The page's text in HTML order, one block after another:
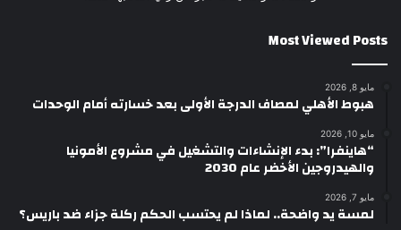
Most Viewed Posts
مايو 8, 2026
هبوط الأهلي لمصاف الدرجة الأولى بعد خسارته أمام الوحدات
مايو 10, 2026
“هاينفرا”: بدء الإنشاءات والتشغيل في مشروع الأمونيا
والهيدروجين الأخضر عام 2030
مايو 7, 2026
لمسة يد واضحة.. لماذا لم يحتسب الحكم ركلة جزاء ضد باريس؟